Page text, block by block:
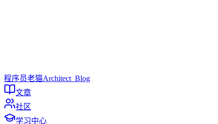
程序员老猫Architect_Blog
文章
社区
学习中心